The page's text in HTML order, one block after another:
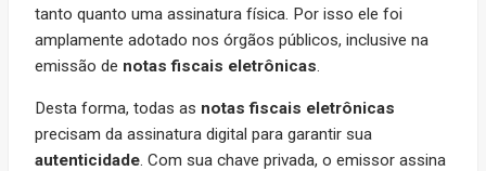
tanto quanto uma assinatura física. Por isso ele foi
amplamente adotado nos órgãos públicos, inclusive na
emissão de notas fiscais eletrônicas.
Desta forma, todas as notas fiscais eletrônicas
precisam da assinatura digital para garantir sua
autenticidade. Com sua chave privada, o emissor assina